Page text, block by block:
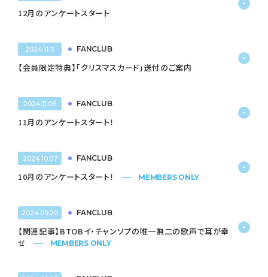
12月のアンケートスタート
2024.11.11 FANCLUB
【会員限定特典】「クリスマスカード」送付のご案内
2024.11.06 FANCLUB
11月のアンケートスタート！
2024.10.07 FANCLUB
10月のアンケートスタート！ MEMBERS ONLY
2024.09.20 FANCLUB
【関連記事】BTOBイ・チャンソプの唯一無二の歌声で耳が幸
せ
MEMBERS ONLY